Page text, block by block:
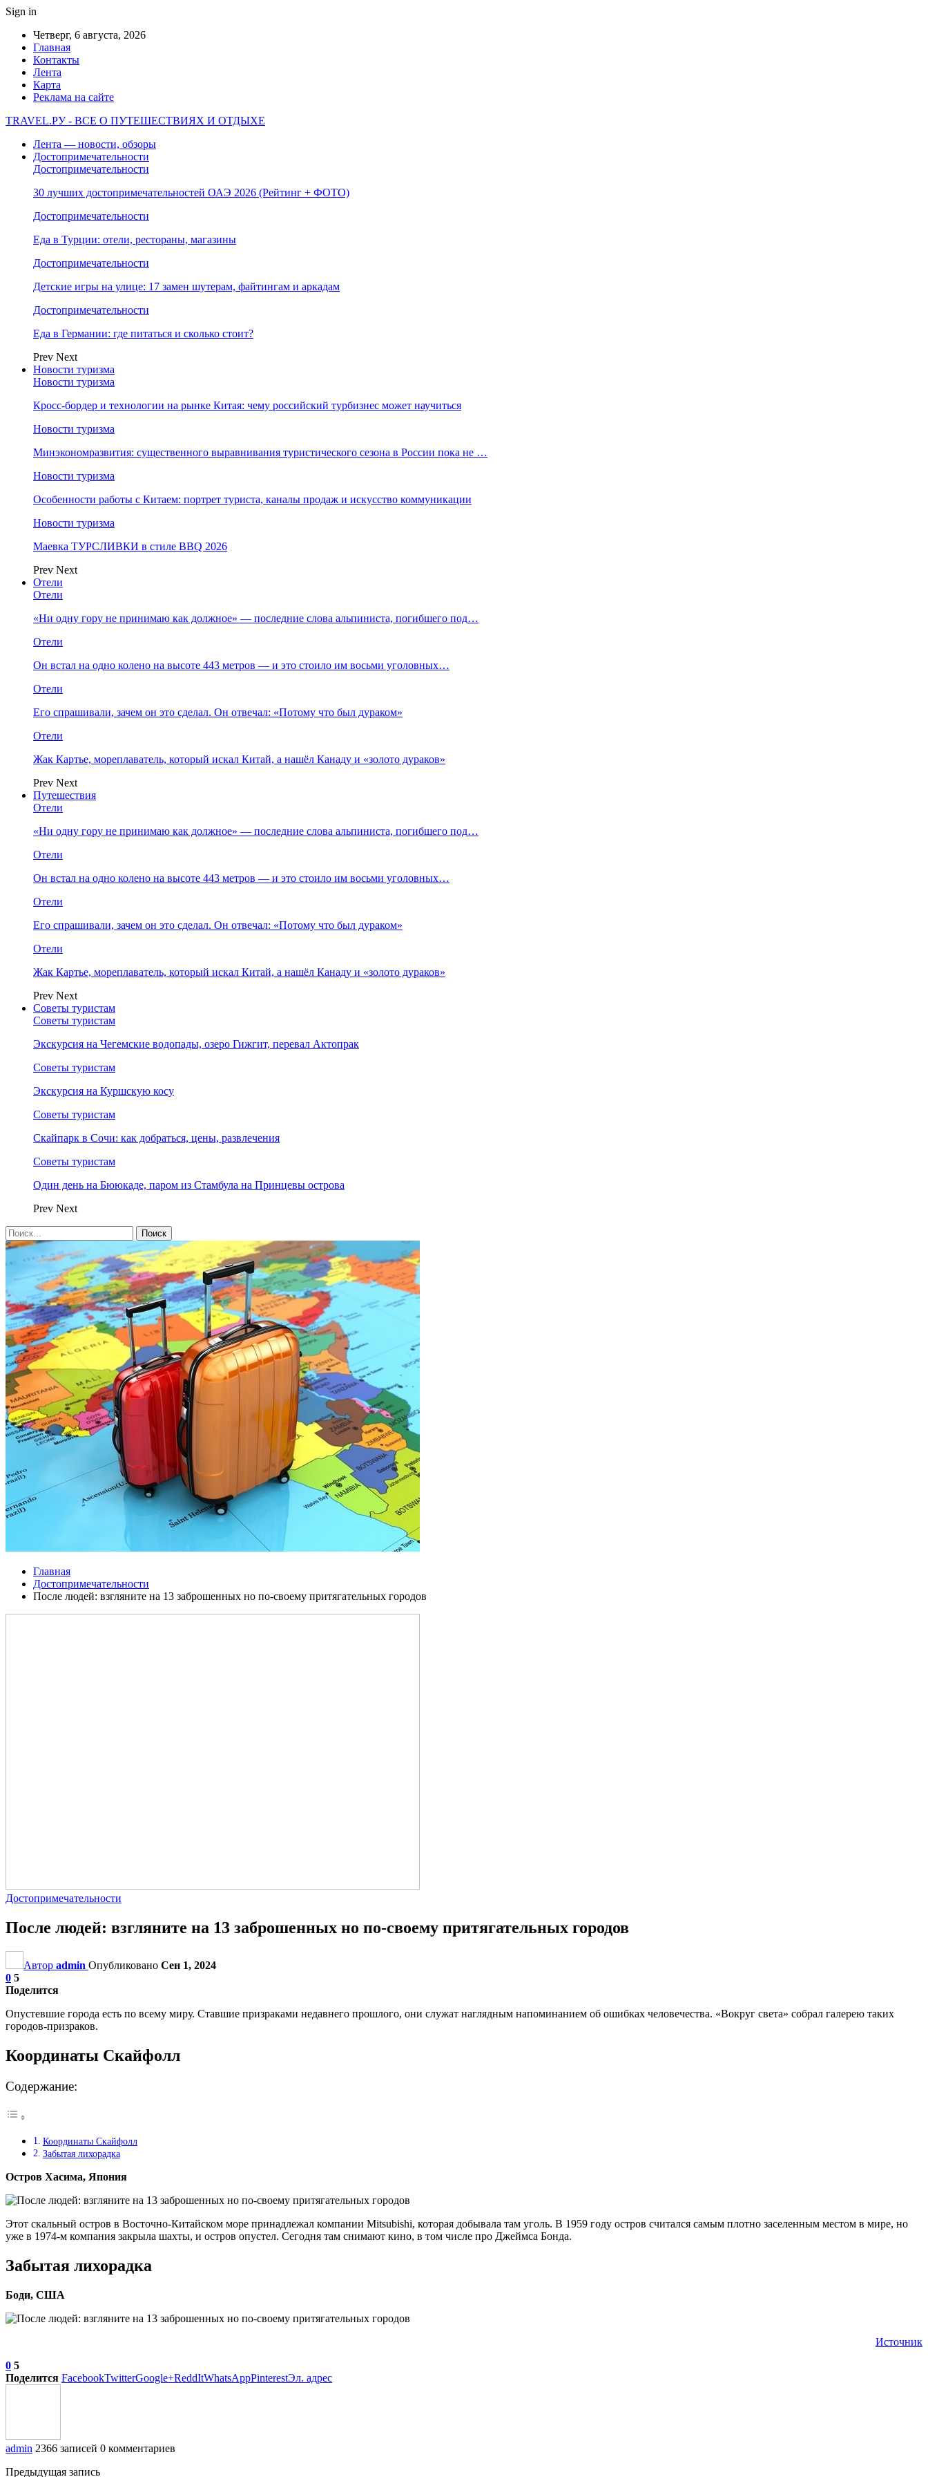
Sign in
Четверг, 6 августа, 2026
Главная
Контакты
Лента
Карта
Реклама на сайте
TRAVEL.РУ - ВСЕ О ПУТЕШЕСТВИЯХ И ОТДЫХЕ
Лента — новости, обзоры
Достопримечательности
Достопримечательности
30 лучших достопримечательностей ОАЭ 2026 (Рейтинг + ФОТО)
Достопримечательности
Еда в Турции: отели, рестораны, магазины
Достопримечательности
Детские игры на улице: 17 замен шутерам, файтингам и аркадам
Достопримечательности
Еда в Германии: где питаться и сколько стоит?
Prev Next
Новости туризма
Новости туризма
Кросс-бордер и технологии на рынке Китая: чему российский турбизнес может научиться
Новости туризма
Минэкономразвития: существенного выравнивания туристического сезона в России пока не …
Новости туризма
Особенности работы с Китаем: портрет туриста, каналы продаж и искусство коммуникации
Новости туризма
Маевка ТУРСЛИВКИ в стиле BBQ 2026
Prev Next
Отели
Отели
«Ни одну гору не принимаю как должное» — последние слова альпиниста, погибшего под…
Отели
Он встал на одно колено на высоте 443 метров — и это стоило им восьми уголовных…
Отели
Его спрашивали, зачем он это сделал. Он отвечал: «Потому что был дураком»
Отели
Жак Картье, мореплаватель, который искал Китай, а нашёл Канаду и «золото дураков»
Prev Next
Путешествия
Отели
«Ни одну гору не принимаю как должное» — последние слова альпиниста, погибшего под…
Отели
Он встал на одно колено на высоте 443 метров — и это стоило им восьми уголовных…
Отели
Его спрашивали, зачем он это сделал. Он отвечал: «Потому что был дураком»
Отели
Жак Картье, мореплаватель, который искал Китай, а нашёл Канаду и «золото дураков»
Prev Next
Советы туристам
Советы туристам
Экскурсия на Чегемские водопады, озеро Гижгит, перевал Актопрак
Советы туристам
Экскурсия на Куршскую косу
Советы туристам
Скайпарк в Сочи: как добраться, цены, развлечения
Советы туристам
Один день на Бююкаде, паром из Стамбула на Принцевы острова
Prev Next
Главная
Достопримечательности
После людей: взгляните на 13 заброшенных но по-своему притягательных городов
Достопримечательности
После людей: взгляните на 13 заброшенных но по-своему притягательных городов
Автор admin Опубликовано Сен 1, 2024
0 5
Поделится
Опустевшие города есть по всему миру. Ставшие призраками недавнего прошлого, они служат наглядным напоминанием об ошибках человечества. «Вокруг света» собрал галерею таких
городов-призраков.
Координаты Скайфолл
Содержание:
Координаты Скайфолл
Забытая лихорадка
Остров Хасима, Япония
Этот скальный остров в Восточно-Китайском море принадлежал компании Mitsubishi, которая добывала там уголь. В 1959 году остров считался самым плотно заселенным местом в мире, но
уже в 1974-м компания закрыла шахты, и остров опустел. Сегодня там снимают кино, в том числе про Джеймса Бонда.
Забытая лихорадка
Боди, США
Источник
0 5
Поделится FacebookTwitterGoogle+ReddItWhatsAppPinterestЭл. адрес
admin 2366 записей 0 комментариев
Предыдущая запись